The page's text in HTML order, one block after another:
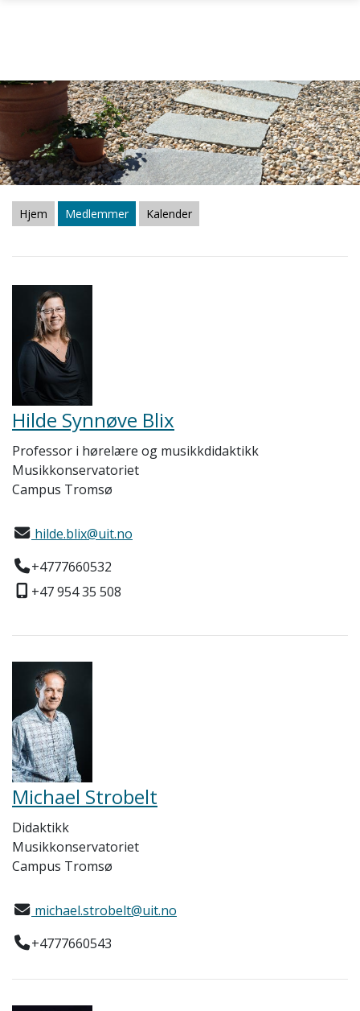
Gå til hovedinnhold
Hjem Medlemmer Kalender
Hilde Synnøve Blix
Professor i hørelære og musikkdidaktikk
Musikkonservatoriet
Campus Tromsø
hilde.blix@uit.no
+4777660532
+47 954 35 508
Michael Strobelt
Didaktikk
Musikkonservatoriet
Campus Tromsø
michael.strobelt@uit.no
+4777660543